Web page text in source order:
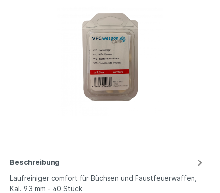
Beschreibung
Laufreiniger comfort für Büchsen und Faustfeuerwaffen,
Kal. 9,3 mm - 40 Stück